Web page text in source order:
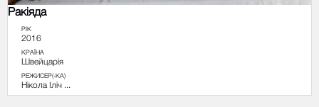
Ракіяда
РІК
2016
КРАЇНА
Швейцарія
РЕЖИСЕР(-КА)
Нікола Іліч ...